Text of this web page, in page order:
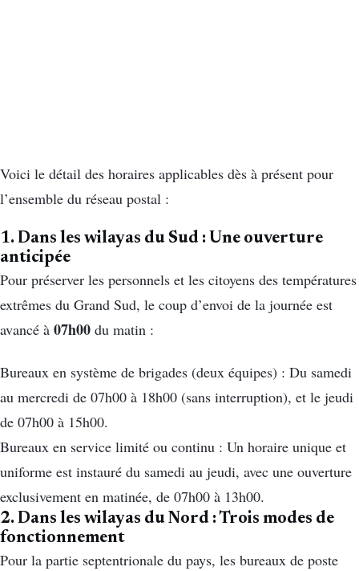
Voici le détail des horaires applicables dès à présent pour
l’ensemble du réseau postal :
1. Dans les wilayas du Sud : Une ouverture
anticipée
Pour préserver les personnels et les citoyens des températures
extrêmes du Grand Sud, le coup d’envoi de la journée est
avancé à 07h00 du matin :
Bureaux en système de brigades (deux équipes) : Du samedi
au mercredi de 07h00 à 18h00 (sans interruption), et le jeudi
de 07h00 à 15h00.
Bureaux en service limité ou continu : Un horaire unique et
uniforme est instauré du samedi au jeudi, avec une ouverture
exclusivement en matinée, de 07h00 à 13h00.
2. Dans les wilayas du Nord : Trois modes de
fonctionnement
Pour la partie septentrionale du pays, les bureaux de poste